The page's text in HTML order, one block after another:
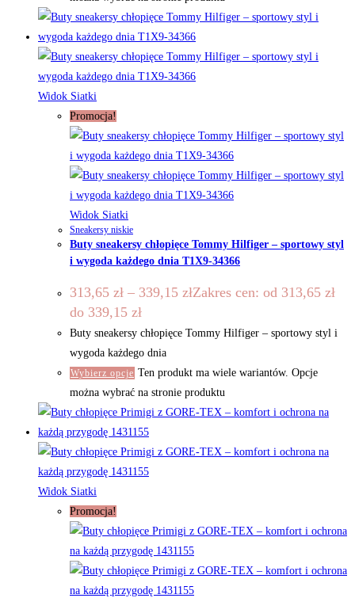
Widok Siatki
Promocja!
Widok Siatki
Sneakersy niskie
Buty sneakersy chłopięce Tommy Hilfiger – sportowy styl
i wygoda każdego dnia T1X9-34366
313,65 zł – 339,15 złZakres cen: od 313,65 zł
do 339,15 zł
Buty sneakersy chłopięce Tommy Hilfiger – sportowy styl i
wygoda każdego dnia
Wybierz opcje Ten produkt ma wiele wariantów. Opcje
można wybrać na stronie produktu
Widok Siatki
Promocja!